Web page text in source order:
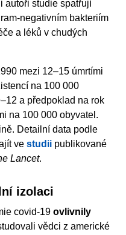
autoři studie spatřují
negativním bakteriím
a léků v chudých
mezi 12–15 úmrtími
na 100 000
a předpoklad na rok
na 100 000 obyvatel.
Detailní data podle
ve studii publikované
Lancet.
izolaci
covid-19 ovlivnily
vědci z americké